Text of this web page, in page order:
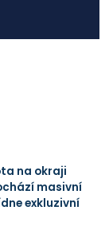
na okraji
masivní
exkluzivní